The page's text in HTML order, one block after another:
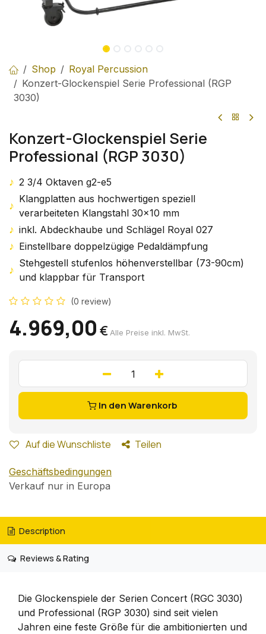
Shop
Royal Percussion
Konzert-Glockenspiel Serie Professional (RGP
3030)
Konzert-Glockenspiel Serie
Professional (RGP 3030)
♪ 2 3/4 Oktaven g2-e5
♪
Klangplatten aus hochwertigen speziell
verarbeiteten Klangstahl 30x10 mm
♪ inkl. Abdeckhaube und Schlägel Royal 027
♪ Einstellbare doppelzügige Pedaldämpfung
♪
Stehgestell stufenlos höhenverstellbar (73-90cm)
und klappbar für Transport
(0 review)
4.969,00 € Alle Preise inkl. MwSt.
In den Warenkorb
Auf die Wunschliste Teilen
Geschäftsbedingungen
Verkauf nur in Europa
Description
Reviews & Rating
Die Glockenspiele der Serien Concert (RGC 3030)
und Professional (RGP 3030) sind seit vielen
Jahren eine feste Größe für die ambitionierten und